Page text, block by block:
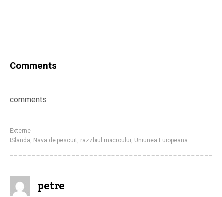
Comments
comments
Externe
ISlanda, Nava de pescuit, razzbiul macroului, Uniunea Europeana
petre